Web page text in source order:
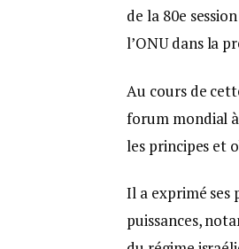
de la 80e
l’ONU dans la
Au cours de
forum mondial
les principes et
Il a exprimé ses
puissances,